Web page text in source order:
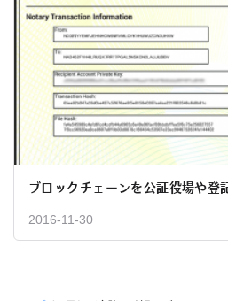
ブロックチェーンを公証役場や登
2016-11-30